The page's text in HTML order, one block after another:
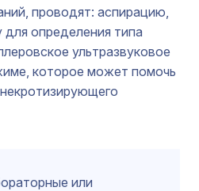
проводят: аспирацию,
определения типа
ультразвуковое
которое может помочь
или